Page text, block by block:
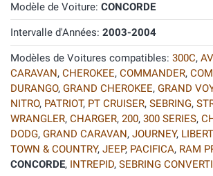
Modèle de Voiture: CONCORDE
Intervalle d'Années: 2003-2004
Modèles de Voitures compatibles: 300C,
CARAVAN, CHEROKEE, COMMANDER,
DURANGO, GRAND CHEROKEE, GRAND
NITRO, PATRIOT, PT CRUISER, SEBRING,
WRANGLER, CHARGER, 200, 300 SERIES,
DODG, GRAND CARAVAN, JOURNEY,
TOWN & COUNTRY, JEEP, PACIFICA, RAM
CONCORDE, INTREPID, SEBRING